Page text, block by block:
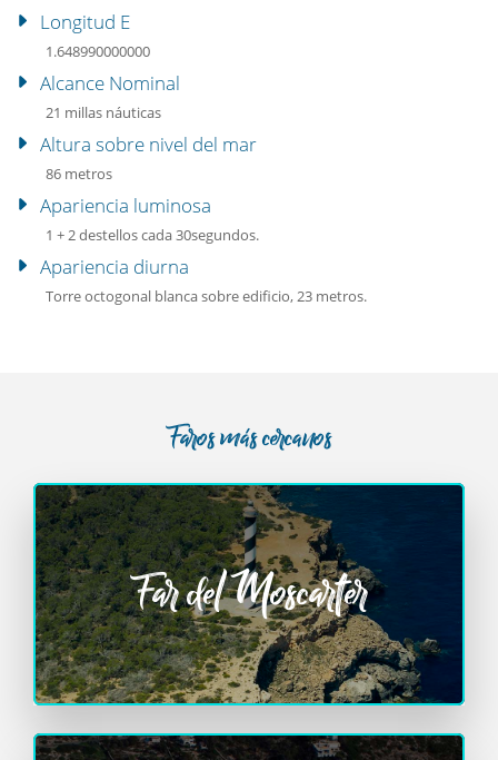
Longitud E
1.648990000000
Alcance Nominal
21 millas náuticas
Altura sobre nivel del mar
86 metros
Apariencia luminosa
1 + 2 destellos cada 30segundos.
Apariencia diurna
Torre octogonal blanca sobre edificio, 23 metros.
Faros más cercanos
Far del Moscarter